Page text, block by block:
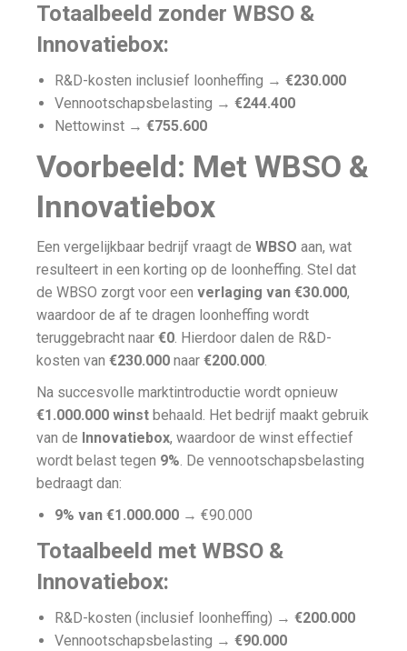
Totaalbeeld zonder WBSO &
Innovatiebox:
R&D-kosten inclusief loonheffing → €230.000
Vennootschapsbelasting → €244.400
Nettowinst → €755.600
Voorbeeld: Met WBSO &
Innovatiebox
Een vergelijkbaar bedrijf vraagt de WBSO aan, wat
resulteert in een korting op de loonheffing. Stel dat
de WBSO zorgt voor een verlaging van €30.000,
waardoor de af te dragen loonheffing wordt
teruggebracht naar €0. Hierdoor dalen de R&D-
kosten van €230.000 naar €200.000.
Na succesvolle marktintroductie wordt opnieuw
€1.000.000 winst behaald. Het bedrijf maakt gebruik
van de Innovatiebox, waardoor de winst effectief
wordt belast tegen 9%. De vennootschapsbelasting
bedraagt dan:
9% van €1.000.000 → €90.000
Totaalbeeld met WBSO &
Innovatiebox:
R&D-kosten (inclusief loonheffing) → €200.000
Vennootschapsbelasting → €90.000